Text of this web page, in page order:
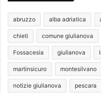
abruzzo alba adriatica
chieti comune giulianova
Fossacesia giulianova
martinsicuro montesilvano
notizie giulianova pescara